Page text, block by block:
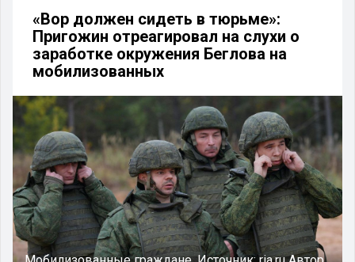
«Вор должен сидеть в тюрьме»:
Пригожин отреагировал на слухи о
заработке окружения Беглова на
мобилизованных